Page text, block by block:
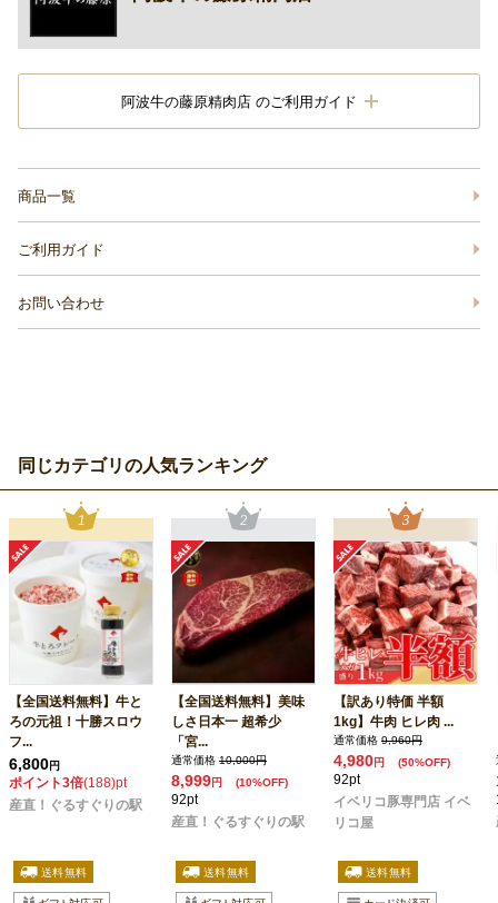
阿波牛の藤原精肉店 のご利用ガイド
商品一覧
ご利用ガイド
お問い合わせ
同じカテゴリの人気ランキング
【全国送料無料】牛と
ろの元祖！十勝スロウ
フ...
6,800円
ポイント3倍(188)pt
産直！ぐるすぐりの駅
【全国送料無料】美味
しさ日本一 超希少
「宮...
通常価格 10,000円
8,999円 (10%OFF)
92pt
産直！ぐるすぐりの駅
【訳あり特価 半額
1kg】牛肉 ヒレ肉 ...
通常価格 9,960円
4,980円 (50%OFF)
92pt
イベリコ豚専門店 イベ
リコ屋